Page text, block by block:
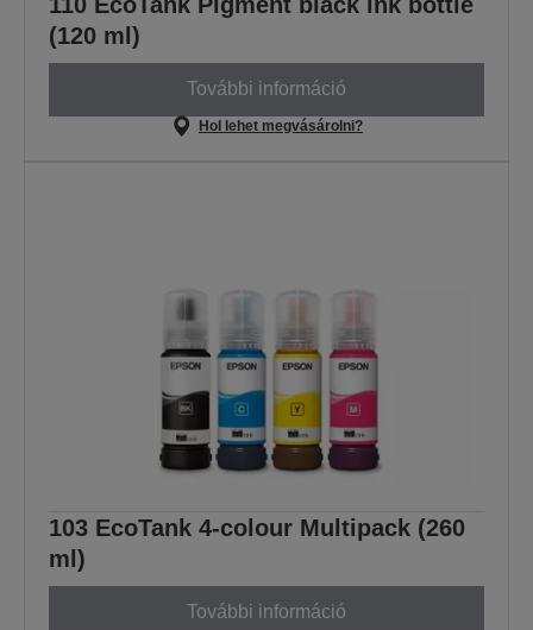
(120 ml)
További információ
Hol lehet megvásárolni?
103 EcoTank 4-colour Multipack (260
ml)
További információ